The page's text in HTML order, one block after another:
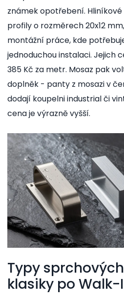
známek opotřebení.
profily o rozměrech 20x12
montážní práce, kde
jednoduchou instalaci. Jejich
385 Kč za metr. Mosaz pak
doplněk - panty z mosazi v
dodají koupelni industrial či
cena je výrazně vyšší.
Typy
klasiky po Walk-